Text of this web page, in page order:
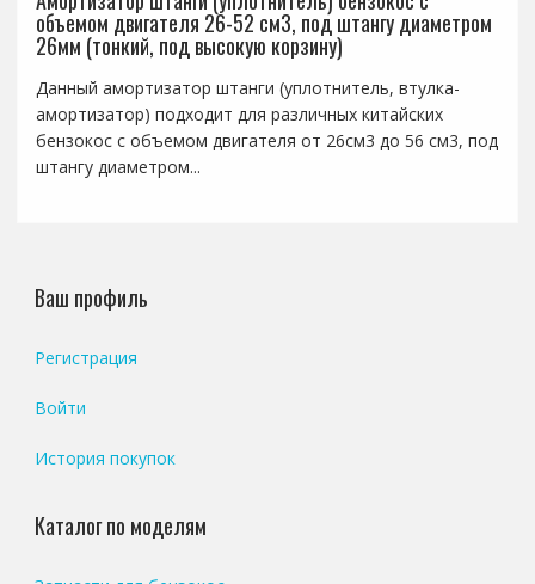
объемом двигателя 26-52 см3, под штангу диаметром
26мм (тонкий, под высокую корзину)
Данный амортизатор штанги (уплотнитель, втулка-
амортизатор) подходит для различных китайских
бензокос с объемом двигателя от 26см3 до 56 см3, под
штангу диаметром...
Ваш профиль
Регистрация
Войти
История покупок
Каталог по моделям